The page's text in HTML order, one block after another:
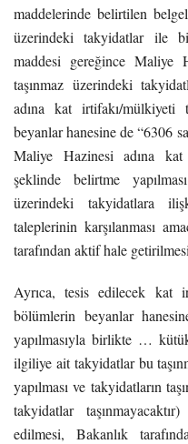
maddelerinde belirtilen
üzerindeki takyidatlar ile
maddesi gereğince Maliye
taşınmaz üzerindeki
adına kat irtifakı/mülkiyeti
beyanlar hanesine de “6306
Maliye Hazinesi adına
şeklinde belirtme
üzerindeki takyidatlara
taleplerinin karşılanması
tarafından aktif hale
Ayrıca, tesis edilecek kat
bölümlerin beyanlar
yapılmasıyla birlikte …
ilgiliye ait takyidatlar bu
yapılması ve takyidatların
takyidatlar
edilmesi, Bakanlık